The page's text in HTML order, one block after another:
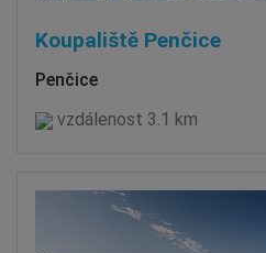
Koupaliště Penčice
Penčice
vzdálenost 3.1 km